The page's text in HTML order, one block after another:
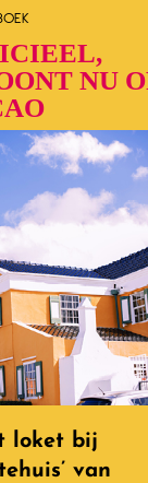
NU
loket bij
van